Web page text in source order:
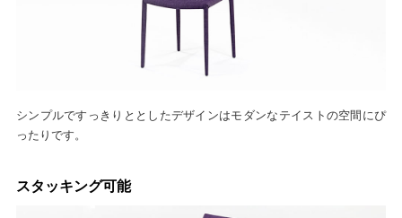
シンプルですっきりととしたデザインはモダンなテイストの空間にぴ
ったりです。
スタッキング可能